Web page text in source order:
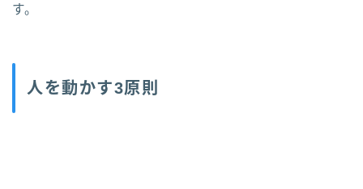
す。
人を動かす3原則